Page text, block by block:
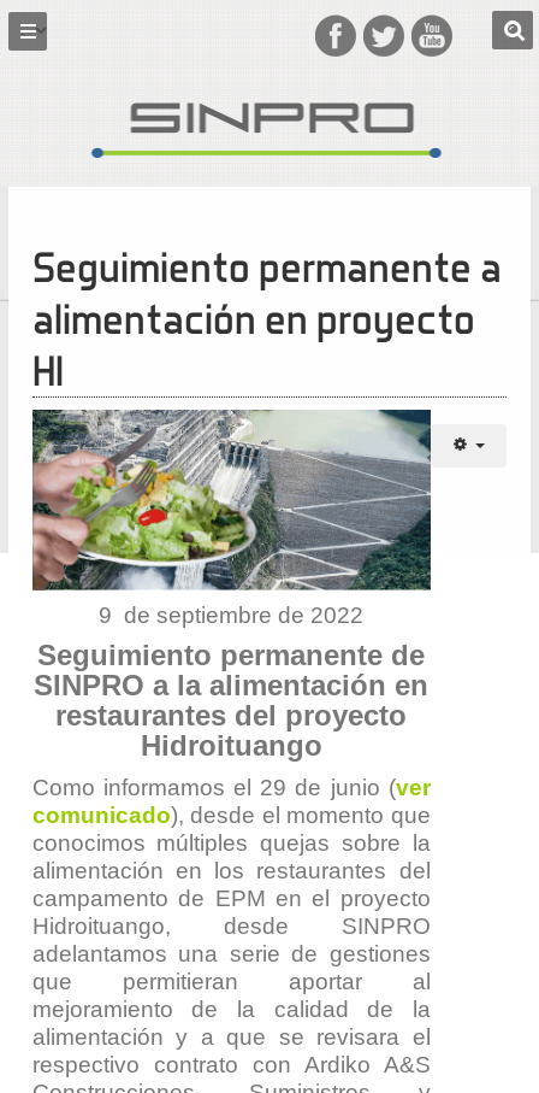
Seguimiento permanente a
alimentación en proyecto
HI
9 de septiembre de 2022
Seguimiento permanente de
SINPRO a la alimentación en
restaurantes del proyecto
Hidroituango
Como informamos el 29 de junio (ver
comunicado), desde el momento que
conocimos múltiples quejas sobre la
alimentación en los restaurantes del
campamento de EPM en el proyecto
Hidroituango, desde SINPRO
adelantamos una serie de gestiones
que permitieran aportar al
mejoramiento de la calidad de la
alimentación y a que se revisara el
respectivo contrato con Ardiko A&S